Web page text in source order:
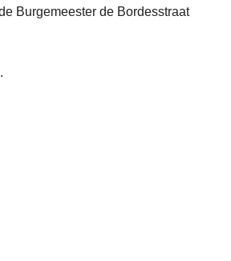
Burgemeester de Bordesstraat
.